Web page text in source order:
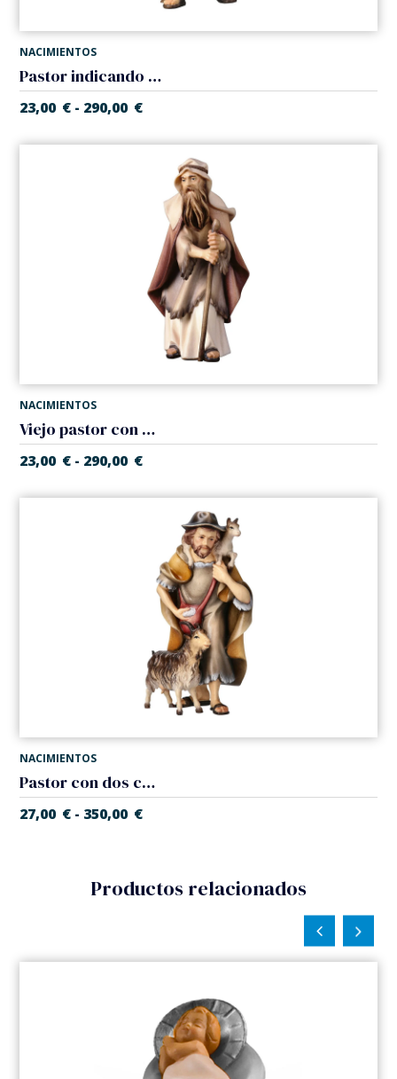
NACIMIENTOS
Pastor indicando (Belen Casales)
23,00 € - 290,00 €
NACIMIENTOS
Viejo pastor con baston (Belen Casales)
23,00 € - 290,00 €
NACIMIENTOS
Pastor con dos cabras (Belen Casales)
27,00 € - 350,00 €
Productos relacionados